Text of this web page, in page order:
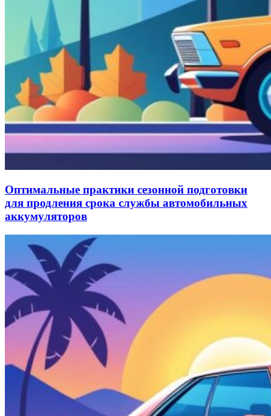
Оптимальные практики сезонной подготовки
для продления срока службы автомобильных
аккумуляторов